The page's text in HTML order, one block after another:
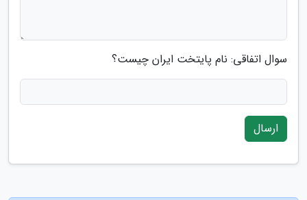
سوال اتفاقی: نام پایتخت ایران چیست؟
ارسال